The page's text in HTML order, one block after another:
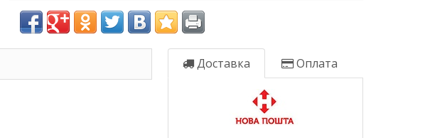
Доставка Оплата